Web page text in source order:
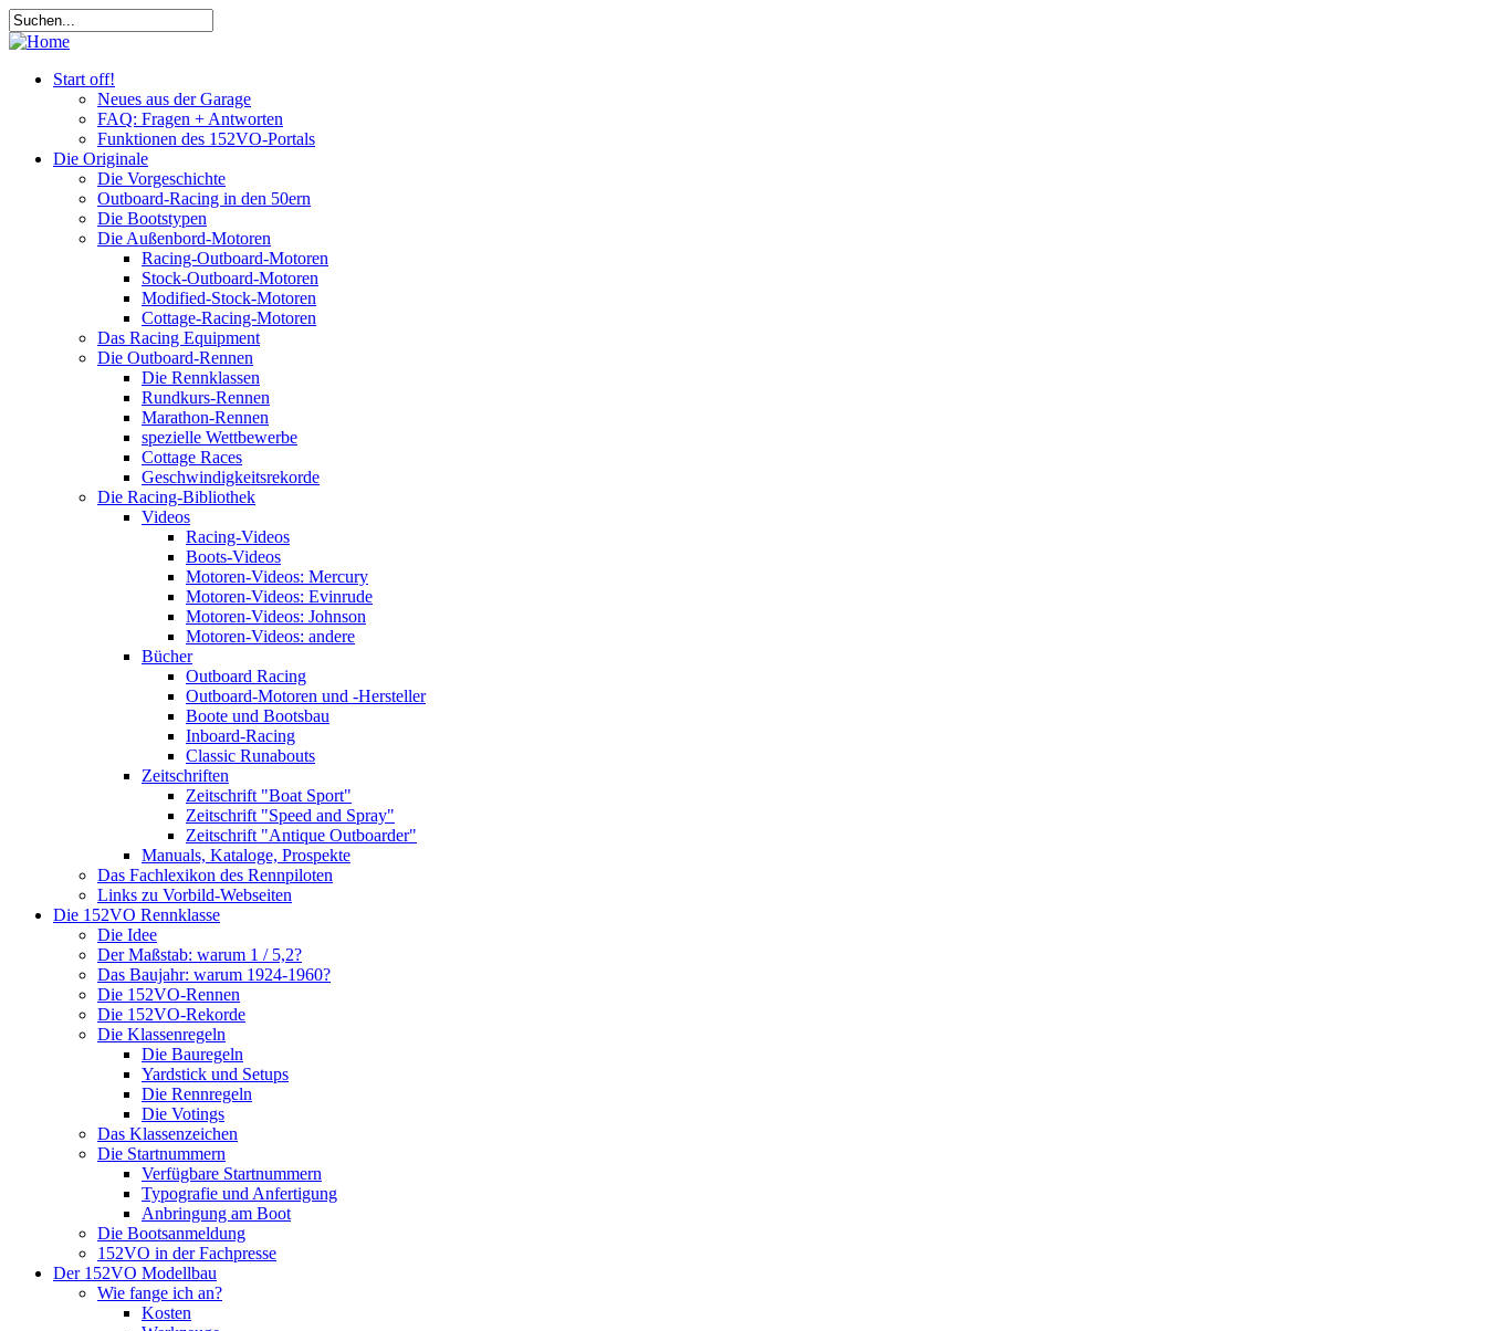
Start off!
Neues aus der Garage
FAQ: Fragen + Antworten
Funktionen des 152VO-Portals
Die Originale
Die Vorgeschichte
Outboard-Racing in den 50ern
Die Bootstypen
Die Außenbord-Motoren
Racing-Outboard-Motoren
Stock-Outboard-Motoren
Modified-Stock-Motoren
Cottage-Racing-Motoren
Das Racing Equipment
Die Outboard-Rennen
Die Rennklassen
Rundkurs-Rennen
Marathon-Rennen
spezielle Wettbewerbe
Cottage Races
Geschwindigkeitsrekorde
Die Racing-Bibliothek
Videos
Racing-Videos
Boots-Videos
Motoren-Videos: Mercury
Motoren-Videos: Evinrude
Motoren-Videos: Johnson
Motoren-Videos: andere
Bücher
Outboard Racing
Outboard-Motoren und -Hersteller
Boote und Bootsbau
Inboard-Racing
Classic Runabouts
Zeitschriften
Zeitschrift "Boat Sport"
Zeitschrift "Speed and Spray"
Zeitschrift "Antique Outboarder"
Manuals, Kataloge, Prospekte
Das Fachlexikon des Rennpiloten
Links zu Vorbild-Webseiten
Die 152VO Rennklasse
Die Idee
Der Maßstab: warum 1 / 5,2?
Das Baujahr: warum 1924-1960?
Die 152VO-Rennen
Die 152VO-Rekorde
Die Klassenregeln
Die Bauregeln
Yardstick und Setups
Die Rennregeln
Die Votings
Das Klassenzeichen
Die Startnummern
Verfügbare Startnummern
Typografie und Anfertigung
Anbringung am Boot
Die Bootsanmeldung
152VO in der Fachpresse
Der 152VO Modellbau
Wie fange ich an?
Kosten